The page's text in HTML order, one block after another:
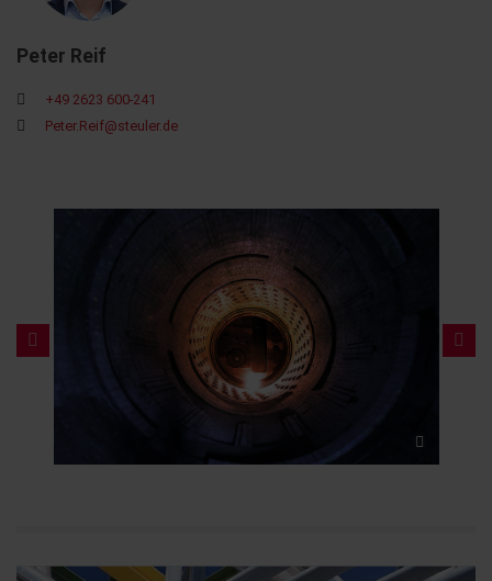
Peter Reif
+49 2623 600-241
Peter.Reif@steuler.de